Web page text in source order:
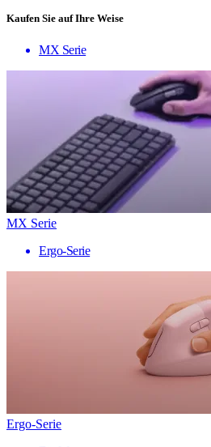
Kaufen Sie auf Ihre Weise
MX Serie
MX Serie
Ergo-Serie
Ergo-Serie